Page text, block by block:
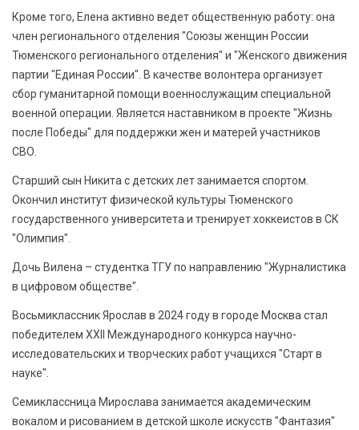
Кроме того, Елена активно ведет общественную работу: она
член регионального отделения "Союзы женщин России
Тюменского регионального отделения" и "Женского движения
партии "Единая России". В качестве волонтера организует
сбор гуманитарной помощи военнослужащим специальной
военной операции. Является наставником в проекте "Жизнь
после Победы" для поддержки жен и матерей участников
СВО.
Старший сын Никита с детских лет занимается спортом.
Окончил институт физической культуры Тюменского
государственного университета и тренирует хоккеистов в СК
"Олимпия".
Дочь Вилена – студентка ТГУ по направлению "Журналистика
в цифровом обществе".
Восьмиклассник Ярослав в 2024 году в городе Москва стал
победителем XXII Международного конкурса научно-
исследовательских и творческих работ учащихся "Старт в
науке".
Семиклассница Мирослава занимается академическим
вокалом и рисованием в детской школе искусств "Фантазия"